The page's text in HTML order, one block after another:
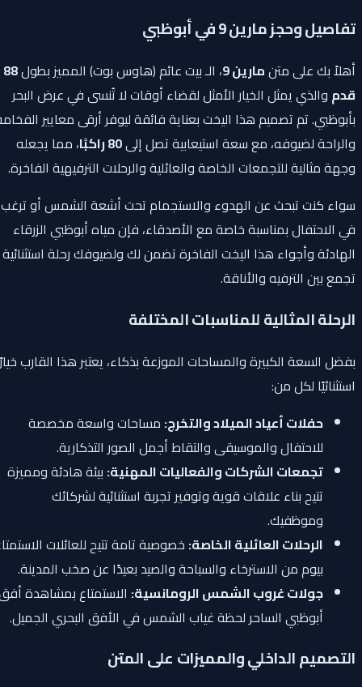
تفاصيل وحجز مارين 9 في أبوظبي
أهلاً بك على متنمارين 9 ، الـ بيت عائم (هاوس بوت) المميز بطول88
قدموالذي يمثل الخيار الأمثل لقضاء أوقات لا تُنسى في عرض البحر
بأبوظبي. تم تصميم هذا اليخت بعناية فائقة ليوفر أرقى معايير الفخامة
والراحة لضيوفه، مع سعة استيعابية تصل إلى80 راكبًا
، مما يجعله
وجهة مثالية للتجمعات الخاصة والعائلية والرحلات الترفيهية الفاخرة.
سواء كنت تبحث عن الهدوء والاستجمام تحت أشعة الشمس أو ترغب
في الاحتفال بمناسبة خاصة مع الأصدقاء، فإن مياه أبوظبي الزرقاء
الهادئة وأجواء هذا اليخت الفاخرة تضمن لك ولضيوفك رحلة استثنائية
تجمع بين الترفيه والأناقة.
الرحلة المثالية للمناسبات المختلفة
بفضل السعة الكبيرة والمساحات الموزعة بذكاء، يعتبر هذا القارب خيارًا
استثنائيًا لكل من:
حفلات أعياد الميلاد والتخرج:مساحات واسعة مخصصة
للاحتفال والموسيقى والتقاط أجمل الصور التذكارية.
تجمعات الشركات والفعاليات المهنية:بيئة هادئة ومميزة
تتيح بناء علاقات قوية وتوفير تجربة استثنائية لشركائك
وموظفيك.
الرحلات العائلية الخاصة:خصوصية تامة تتيح للعائلات الاستمتاع
بيوم من الاسترخاء والسباحة والصيد بعيدًا عن صخب المدينة.
جولات غروب الشمس الرومانسية:الاستمتاع بمشاهدة أفق
أبوظبي الساحر لحظة غياب الشمس في الأفق البحري الجميل.
التصميم الداخلي والمميزات على المتن